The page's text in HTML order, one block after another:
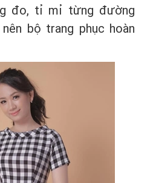
đo, tỉ mỉ từng đường
bộ trang phục hoàn